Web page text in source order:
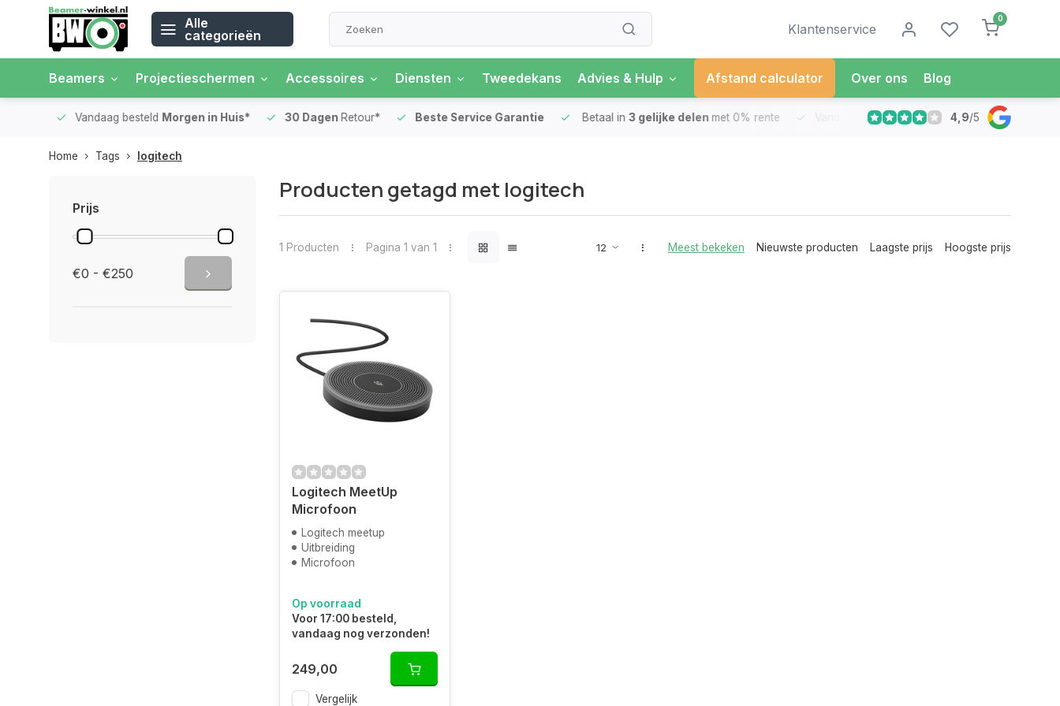
Alle
categorieën
Klantenservice
0
Beamers Projectieschermen Accessoires Diensten Tweedekans Advies & Hulp Afstand calculator Over ons Blog
Vandaag besteldMorgen in Huis* 30 DagenRetour* Beste Service Garantie Betaal in3 gelijke delenmet 0% rente Vandaag besteldMorgen in Huis*
4,9/5
Home Tags logitech
Prijs
€0 - €250
Producten getagd met logitech
1 Producten Pagina 1 van 1 Meest bekeken Nieuwste producten Laagste prijs Hoogste prijs
Logitech MeetUp
Microfoon
Logitech meetup
Uitbreiding
Microfoon
Op voorraad
Voor 17:00 besteld,
vandaag nog verzonden!
249,00
Vergelijk